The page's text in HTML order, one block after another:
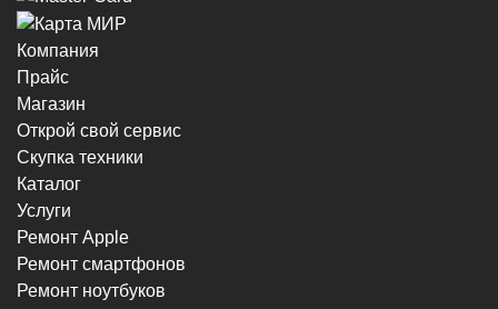
Компания
Прайс
Магазин
Открой свой сервис
Скупка техники
Каталог
Услуги
Ремонт Apple
Ремонт смартфонов
Ремонт ноутбуков